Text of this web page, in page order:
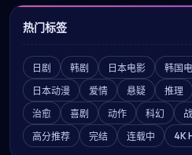
热门标签
日剧 韩剧 日本电影 韩国
日本动漫
爱情 悬疑 推理
治愈
喜剧 动作 科幻
高分推荐
完结 连载中 4K